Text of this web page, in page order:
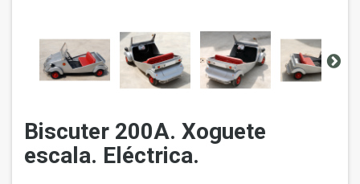
Biscuter 200A. Xoguete
escala. Eléctrica.